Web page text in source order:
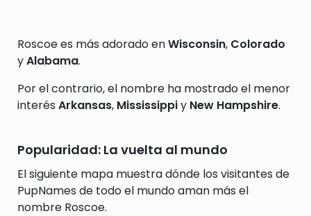
Roscoe es más adorado enWisconsin, Colorado
yAlabama.
Por el contrario, el nombre ha mostrado el menor
interés Arkansas, Mississippiy New Hampshire.
Popularidad: La vuelta al mundo
El siguiente mapa muestra dónde los visitantes de
PupNames de todo el mundo aman más el
nombre Roscoe.